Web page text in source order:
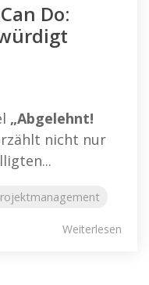
Do:
„Abgelehnt!
nicht nur
Weiterlesen